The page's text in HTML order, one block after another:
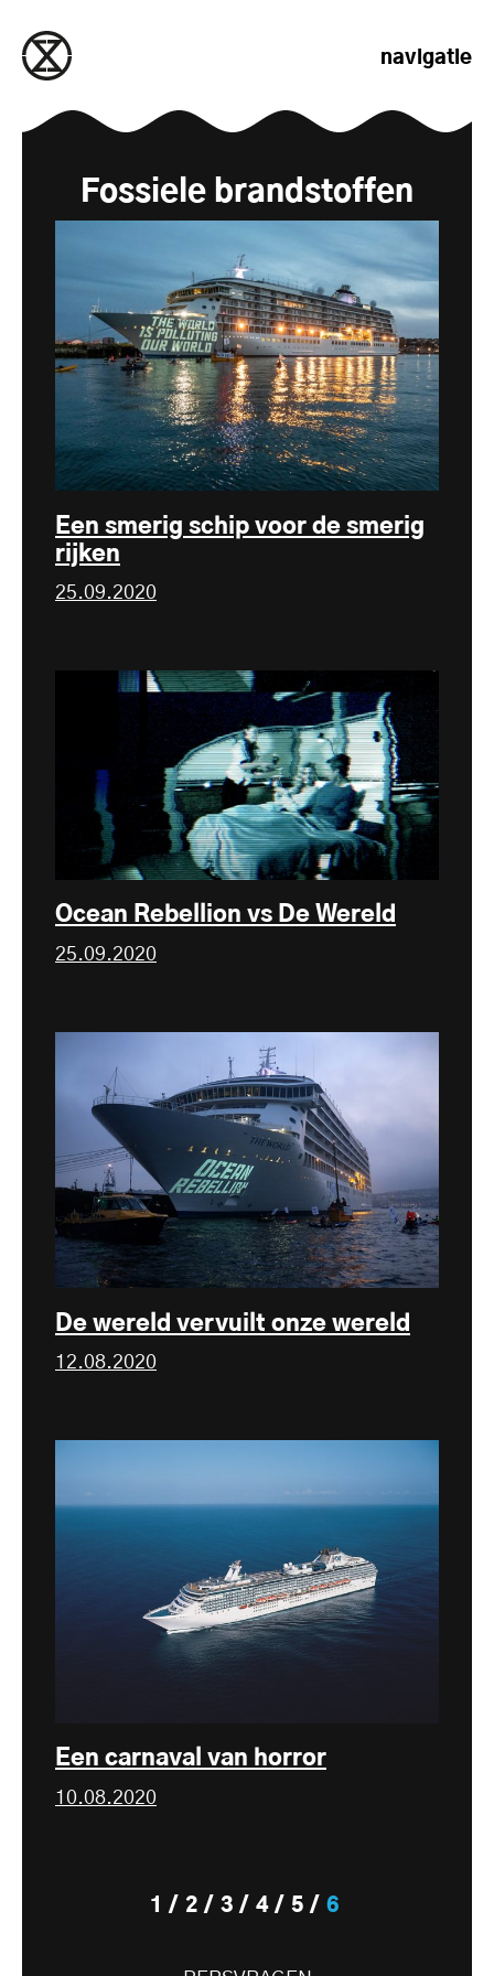
navigatie
Fossiele brandstoffen
Een smerig schip voor de smerig
rijken
25.09.2020
Ocean Rebellion vs De Wereld
25.09.2020
De wereld vervuilt onze wereld
12.08.2020
Een carnaval van horror
10.08.2020
1 2 3 4 5 6